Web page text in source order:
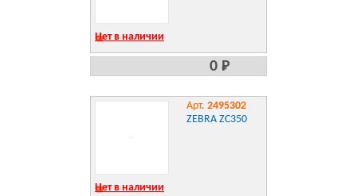
Нет в наличии
0 Р
Арт. 2495302
ZEBRA ZC350
Нет в наличии